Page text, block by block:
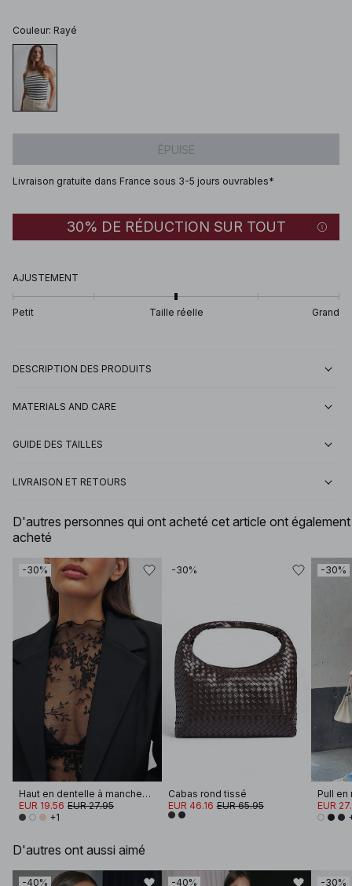
Couleur: Rayé
ÉPUISÉ
Livraison gratuite dans France sous 3-5 jours ouvrables*
30% DE RÉDUCTION SUR TOUT
AJUSTEMENT
Petit Taille réelle Grand
DESCRIPTION DES PRODUITS
MATERIALS AND CARE
GUIDE DES TAILLES
LIVRAISON ET RETOURS
D'autres personnes qui ont acheté cet article ont également
acheté
-30%
Haut en dentelle à manches longues
EUR 19.56 EUR 27.95
+1
-30%
Cabas rond tissé
EUR 46.16 EUR 65.95
-30%
EUR
D'autres ont aussi aimé
-40% -40% -30%